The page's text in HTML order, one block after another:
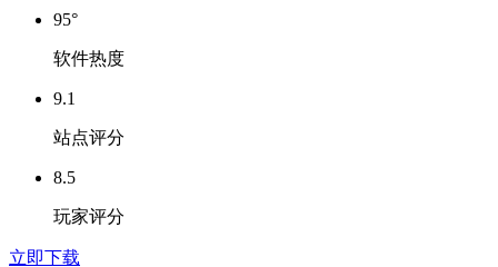
95°
软件热度
9.1
站点评分
8.5
玩家评分
立即下载